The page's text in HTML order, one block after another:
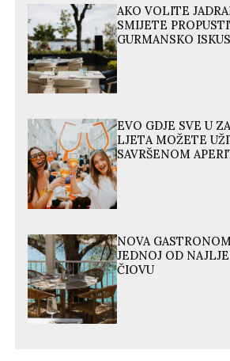
AKO VOLITE
SMIJETE
GURMANSKO
EVO GDJE SVE U
LJETA MOŽETE
SAVRŠENOM
NOVA
JEDNOJ OD
ČIOVU